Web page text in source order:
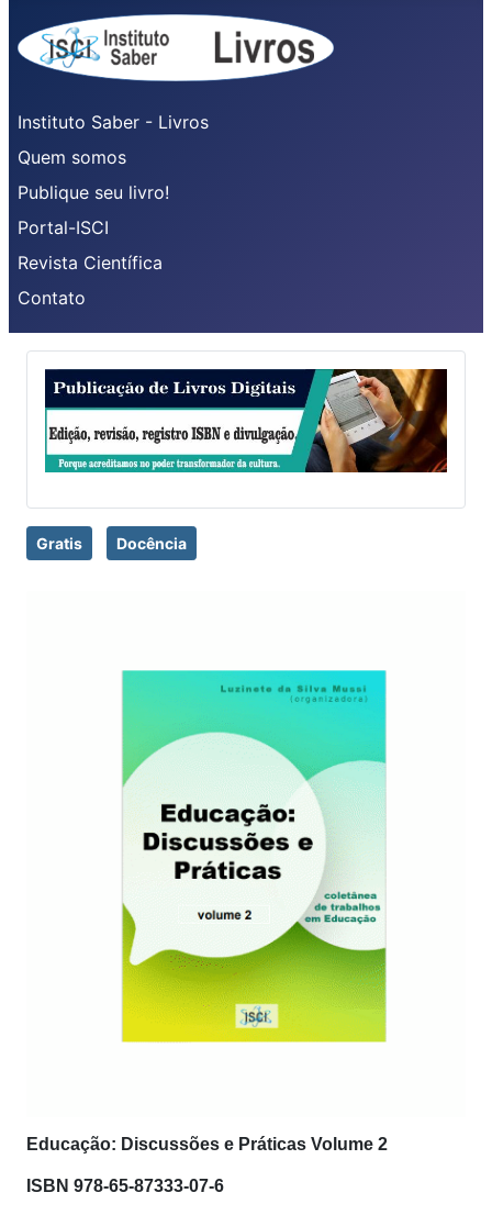
Instituto Saber - Livros
Quem somos
Publique seu livro!
Portal-ISCI
Revista Científica
Contato
Gratis Docência
Educação: Discussões e Práticas Volume 2
ISBN 978-65-87333-07-6